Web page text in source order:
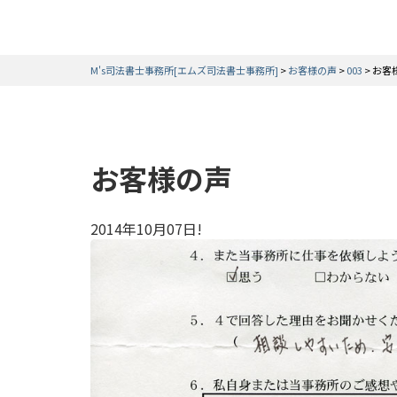
M's司法書士事務所[エムズ司法書士事務所] >お客様の声 >003 >お客
お客様の声
2014年10月07日!